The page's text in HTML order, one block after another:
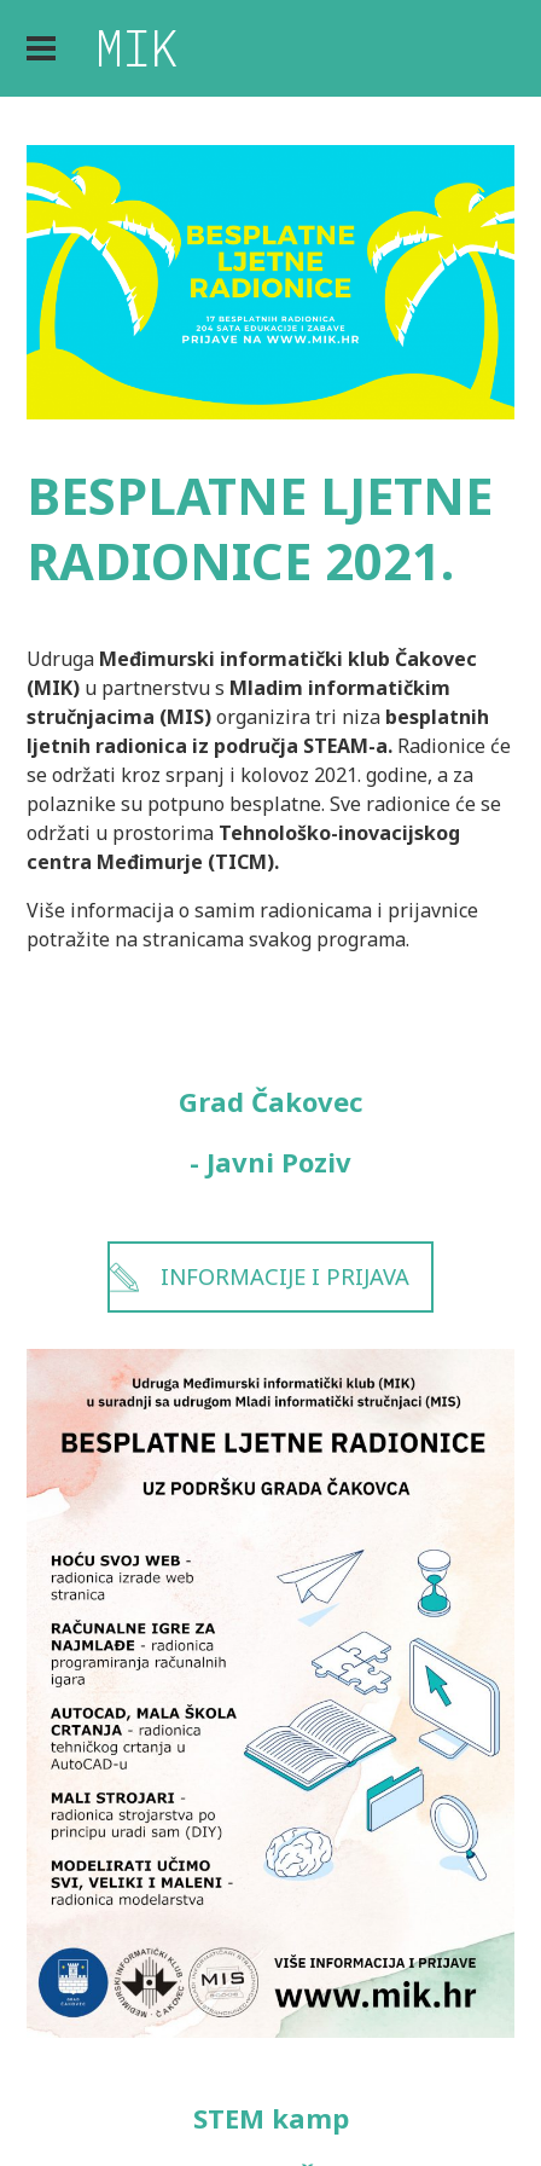
BESPLATNE LJETNE
RADIONICE 2021.
Udruga Međimurski informatički klub Čakovec
(MIK) u partnerstvu s Mladim informatičkim
stručnjacima (MIS)organizira tri niza besplatnih
ljetnih radionica iz područja STEAM-a. Radionice će
se održati kroz srpanj i kolovoz 2021. godine, a za
polaznike su potpuno besplatne. Sve radionice će se
održati u prostorima Tehnološko-inovacijskog
centra Međimurje (TICM).
Više informacija o samim radionicama i prijavnice
potražite na stranicama svakog programa.
Grad Čakovec
- Javni Poziv
INFORMACIJE I PRIJAVA
STEM kamp